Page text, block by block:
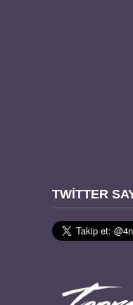
TWITTER